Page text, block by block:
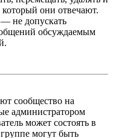
они отвечают.
не допускать
обсуждаемым
сообщество на
администратором
может состоять в
могут быть